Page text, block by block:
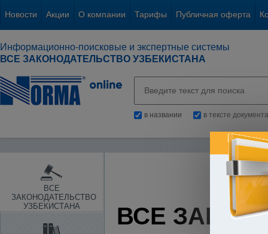
Новости Акции О компании Тарифы Публичная оферта
Информационно-поисковые и экспертные системы
ВСЕ ЗАКОНОДАТЕЛЬСТВО УЗБЕКИСТАНА
в названии в тексте документа
ВСЕ
ЗАКОНОДАТЕЛЬСТВО
УЗБЕКИСТАНА
ВСЕ